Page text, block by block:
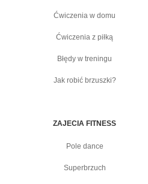
Ćwiczenia w domu
Ćwiczenia z piłką
Błędy w treningu
Jak robić brzuszki?
ZAJECIA FITNESS
Pole dance
Superbrzuch